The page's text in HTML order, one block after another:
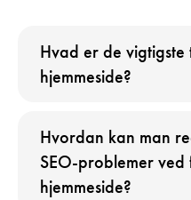
Hvad er de
hjemmeside?
Hvordan kan man
SEO-problemer
hjemmeside?